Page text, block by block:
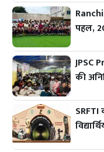
पहल,
JPSC
की